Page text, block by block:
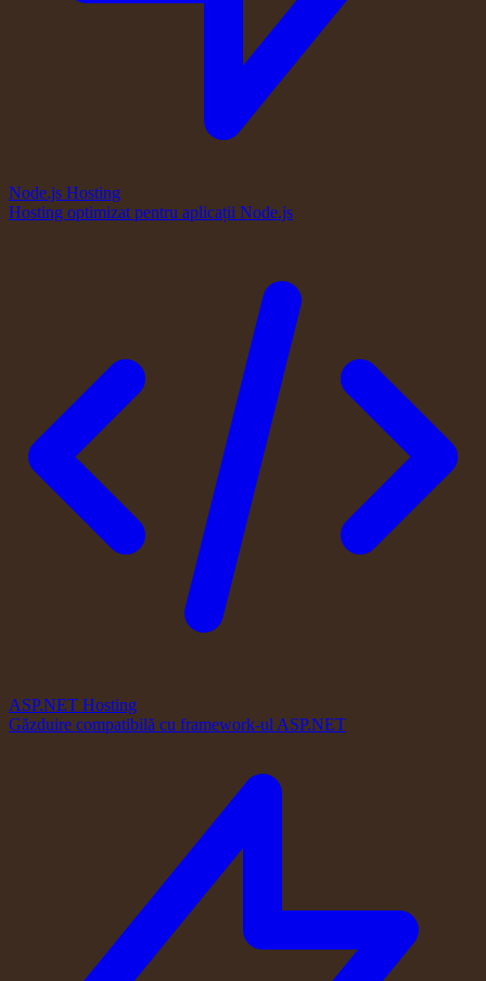
Node.js Hosting
Hosting optimizat pentru aplicații Node.js
ASP.NET Hosting
Găzduire compatibilă cu framework-ul ASP.NET